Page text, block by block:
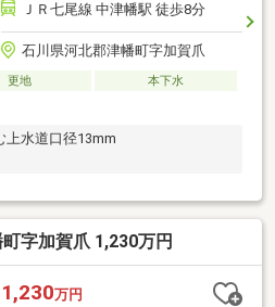
ＪＲ七尾線 中津幡駅 徒歩8分
石川県河北郡津幡町字加賀爪
更地
本下水
上水道口径13mm
字加賀爪 1,230万円
1,230万円